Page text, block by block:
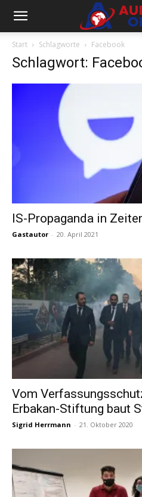
Start Schlagworte Facebook
Schlagwort:
IS-Propaganda in
Gastautor - 20. April 2021
Vom
Erbakan-Stiftung baut
Sigrid Herrmann - 21. Oktober 2020